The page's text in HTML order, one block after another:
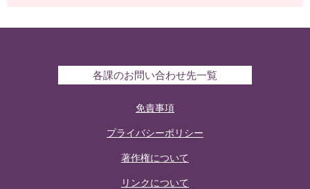
各課のお問い合わせ先一覧
免責事項
プライバシーポリシー
著作権について
リンクについて